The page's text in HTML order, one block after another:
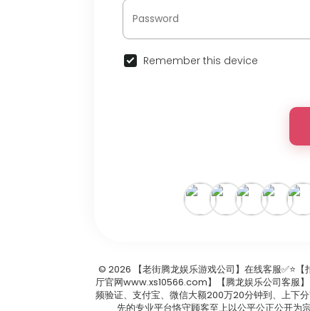
Remember this device
© 2026 【老街腾龙娱乐游戏公司】在线客服✅⭐️
厅官网www.xs10566.com】【腾龙娱乐公司客服
频验证、支付宝、微信大额200万20分钟到、上下
先的专业平台恪守顾客至上以公平公正公开为